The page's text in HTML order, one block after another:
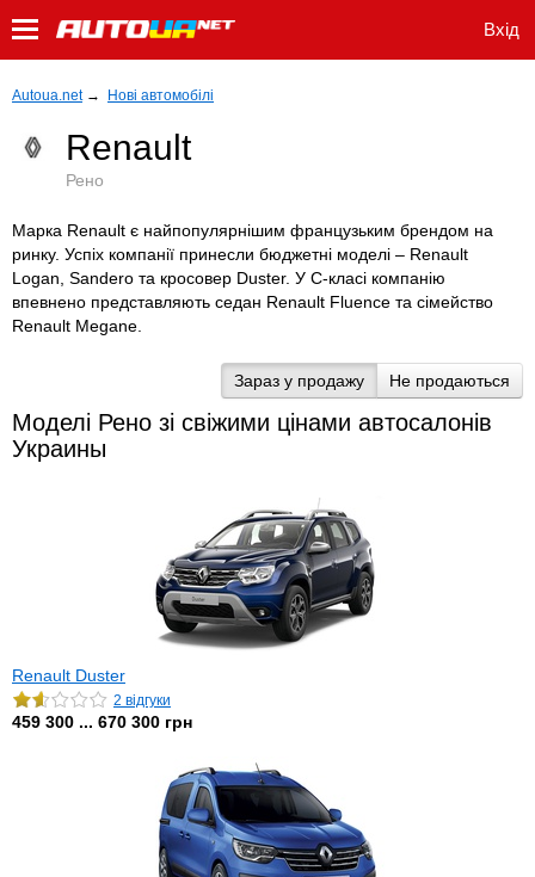
Вхід
Autoua.net → Нові автомобілі
Renault
Рено
Марка Renault є найпопулярнішим французьким брендом на
ринку. Успіх компанії принесли бюджетні моделі – Renault
Logan, Sandero та кросовер Duster. У C-класі компанію
впевнено представляють седан Renault Fluence та сімейство
Renault Megane.
Зараз у продажу Не продаються
Моделі Рено зі свіжими цінами автосалонів
Украины
Renault Duster
2 відгуки
459 300 ... 670 300 грн